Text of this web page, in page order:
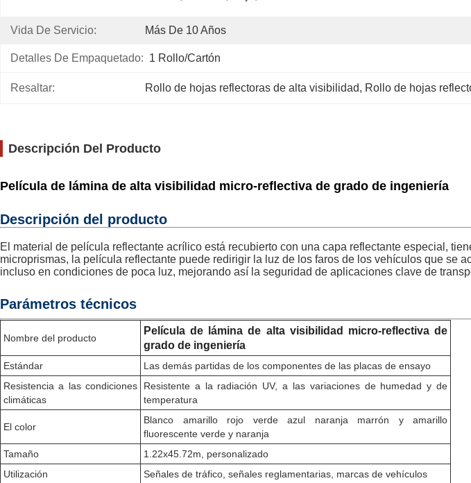
Vida De Servicio: Más De 10 Años
Detalles De Empaquetado: 1 Rollo/cartón
Resaltar: Rollo de hojas reflectoras de alta visibilidad, Rollo de hojas
Descripción Del Producto
Película de lámina de alta visibilidad micro-reflectiva de grado de ingeniería
Descripción del producto
El material de película reflectante acrílico está recubierto con una capa reflectante especial,
microprismas, la película reflectante puede redirigir la luz de los faros de los vehículos que
incluso en condiciones de poca luz, mejorando así la seguridad de aplicaciones clave de
Parámetros técnicos
Nombre del producto
Película de lámina de alta visibilidad micro-reflectiva de
grado de ingeniería
Estándar
Las demás partidas de los componentes de las placas de ensayo
Resistencia a las condiciones
climáticas
Resistente a la radiación UV, a las variaciones de humedad y de
temperatura
El color
Blanco amarillo rojo verde azul naranja marrón y amarillo
fluorescente verde y naranja
Tamaño
1.22x45.72m, personalizado
Utilización
Señales de tráfico, señales reglamentarias, marcas de vehículos